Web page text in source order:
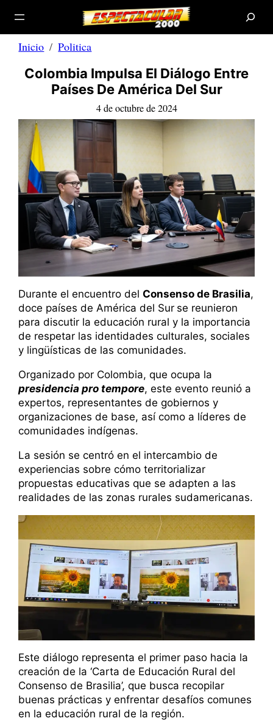
Saltar
contenido
a
Inicio Politica
Colombia Impulsa El Diálogo Entre
Países De América Del Sur
4 de octubre de 2024
Durante el encuentro delConsenso de Brasilia,
doce países de América del Sur se reunieron
para discutir la educación rural y la importancia
de respetar las identidades culturales, sociales
y lingüísticas de las comunidades.
Organizado por Colombia, que ocupa la
presidencia pro tempore, este evento reunió a
expertos, representantes de gobiernos y
organizaciones de base, así como a líderes de
comunidades indígenas.
La sesión se centró en el intercambio de
experiencias sobre cómo territorializar
propuestas educativas que se adapten a las
realidades de las zonas rurales sudamericanas.
Este diálogo representa el primer paso hacia la
creación de la ‘Carta de Educación Rural del
Consenso de Brasilia’, que busca recopilar
buenas prácticas y enfrentar desafíos comunes
en la educación rural de la región.